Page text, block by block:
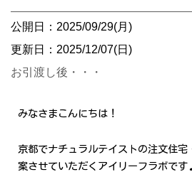
公開日：2025/09/29(月)
更新日：2025/12/07(日)
お引渡し後・・・
みなさまこんにちは！
京都でナチュラルテイストの注文住
案させていただくアイリーフラボで